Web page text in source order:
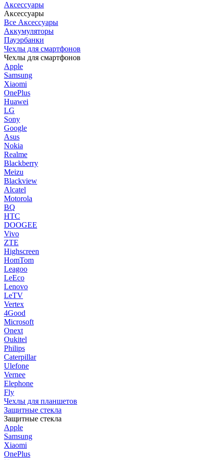
Аксессуары
Аксессуары
Все Аксессуары
Аккумуляторы
Пауэрбанки
Чехлы для смартфонов
Чехлы для смартфонов
Apple
Samsung
Xiaomi
OnePlus
Huawei
LG
Sony
Google
Asus
Nokia
Realme
Blackberry
Meizu
Blackview
Alcatel
Motorola
BQ
HTC
DOOGEE
Vivo
ZTE
Highscreen
HomTom
Leagoo
LeEco
Lenovo
LeTV
Vertex
4Good
Microsoft
Onext
Oukitel
Philips
Caterpillar
Ulefone
Vernee
Elephone
Fly
Чехлы для планшетов
Защитные стекла
Защитные стекла
Apple
Samsung
Xiaomi
OnePlus